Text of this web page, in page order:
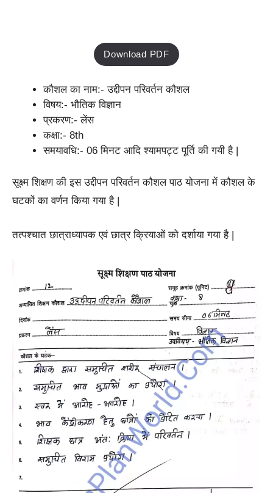
Download PDF
कौशल का नाम:- उद्दीपन परिवर्तन कौशल
विषय:- भौतिक विज्ञान
प्रकरण:- लेंस
कक्षा:- 8th
समयावधि:- 06 मिनट आदि श्यामपट्ट पूर्ति की गयी है |
सूक्ष्म शिक्षण की इस उद्दीपन परिवर्तन कौशल पाठ योजना में कौशल के
घटकों का वर्णन किया गया है |
तत्पश्चात छात्राध्यापक एवं छात्र क्रियाओं को दर्शाया गया है |